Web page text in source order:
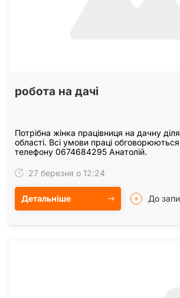
робота на дачі
Потрібна жінка працівниця на дачну
області. Всі умови праці
телефону 0674684295 Анатолій.
27 березня о 12:24
Детальніше До